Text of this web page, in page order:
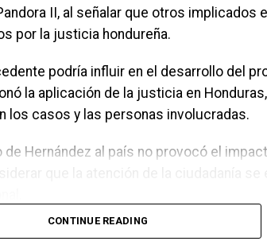
II, al señalar que otros implicados
por la justicia hondureña.
podría influir en el desarrollo del
la aplicación de la justicia en
casos y las personas involucradas.
Hernández al país no provocó el
en medio del avance del proceso
CONTINUE READING